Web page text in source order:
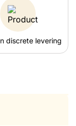
discrete levering